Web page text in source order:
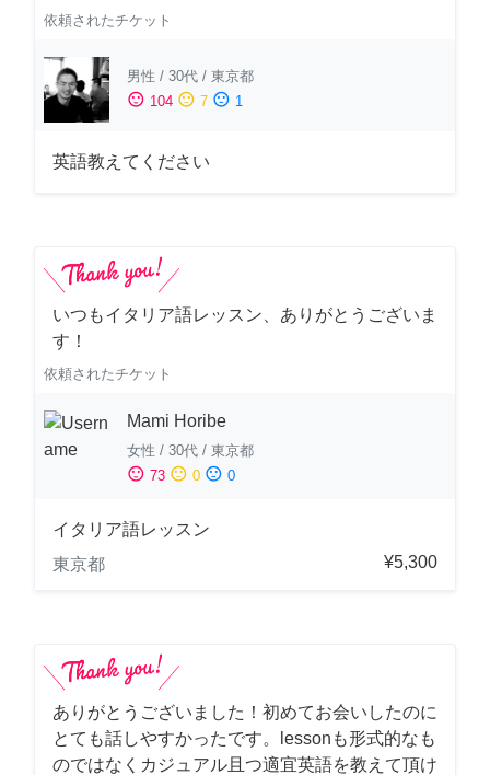
依頼されたチケット
男性 / 30代 / 東京都
sentiment_satisfied 104 sentiment_neutral 7 sentiment_dissatisfied 1
英語教えてください
いつもイタリア語レッスン、ありがとうございま
す！
依頼されたチケット
Mami Horibe
女性 / 30代 / 東京都
sentiment_satisfied 73 sentiment_neutral 0 sentiment_dissatisfied 0
イタリア語レッスン
東京都
¥5,300
ありがとうございました！初めてお会いしたのに
とても話しやすかったです。lessonも形式的なも
のではなくカジュアル且つ適宜英語を教えて頂け